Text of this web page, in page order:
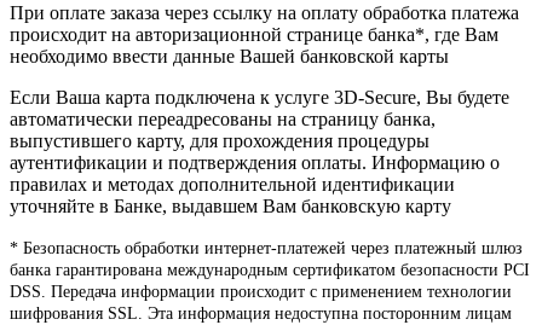
При оплате заказа через ссылку на оплату обработка платежа
происходит на авторизационной странице банка*, где Вам
необходимо ввести данные Вашей банковской карты
Если Ваша карта подключена к услуге 3D-Secure, Вы будете
автоматически переадресованы на страницу банка,
выпустившего карту, для прохождения процедуры
аутентификации и подтверждения оплаты. Информацию о
правилах и методах дополнительной идентификации
уточняйте в Банке, выдавшем Вам банковскую карту
* Безопасность обработки интернет-платежей через платежный шлюз
банка гарантирована международным сертификатом безопасности PCI
DSS. Передача информации происходит с применением технологии
шифрования SSL. Эта информация недоступна посторонним лицам